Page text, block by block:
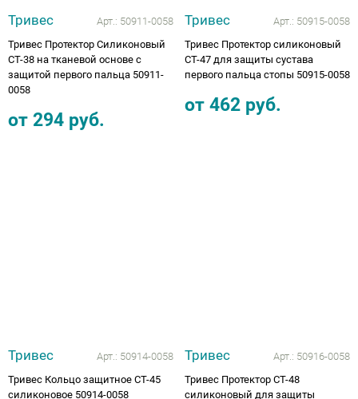
Тривес Арт.: 50911-0058
Тривес Протектор Силиконовый
СТ-38 на тканевой основе с
защитой первого пальца 50911-
0058
от 294 руб.
Тривес Арт.: 50915-0058
Тривес Протектор силиконовый
CТ-47 для защиты сустава
первого пальца стопы 50915-0058
от 462 руб.
Тривес Арт.: 50914-0058
Тривес Кольцо защитное СТ-45
силиконовое 50914-0058
Тривес Арт.: 50916-0058
Тривес Протектор СТ-48
силиконовый для защиты